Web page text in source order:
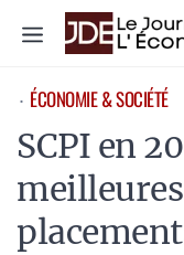
Menu
⋅ ÉCONOMIE & SOCIÉTÉ
SCPI en